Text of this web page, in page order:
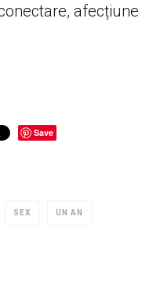
afecțiune
Save
SEX UN AN